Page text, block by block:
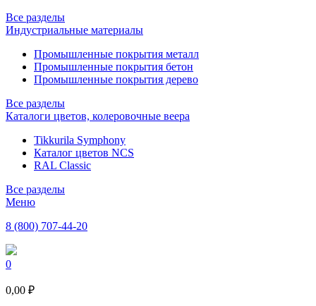
Все разделы
Индустриальные материалы
Промышленные покрытия металл
Промышленные покрытия бетон
Промышленные покрытия дерево
Все разделы
Каталоги цветов, колеровочные веера
Tikkurila Symphony
Каталог цветов NCS
RAL Classic
Все разделы
Меню
8 (800) 707-44-20
0
0,00 ₽